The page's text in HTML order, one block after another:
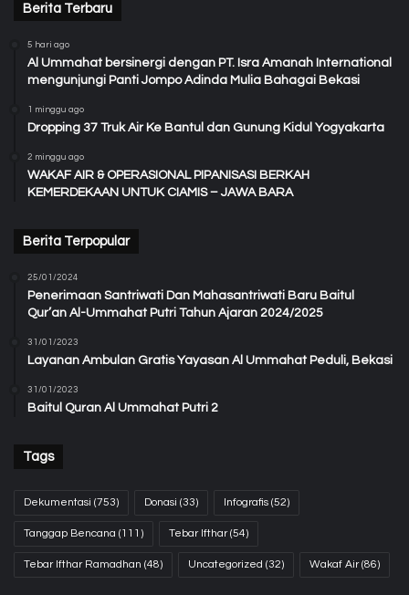
Berita Terbaru
5 hari ago
Al Ummahat bersinergi dengan PT. Isra Amanah International
mengunjungi Panti Jompo Adinda Mulia Bahagai Bekasi
1 minggu ago
Dropping 37 Truk Air Ke Bantul dan Gunung Kidul Yogyakarta
2 minggu ago
WAKAF AIR & OPERASIONAL PIPANISASI BERKAH
KEMERDEKAAN UNTUK CIAMIS – JAWA BARA
Berita Terpopular
25/01/2024
Penerimaan Santriwati Dan Mahasantriwati Baru Baitul
Qur’an Al-Ummahat Putri Tahun Ajaran 2024/2025
31/01/2023
Layanan Ambulan Gratis Yayasan Al Ummahat Peduli, Bekasi
31/01/2023
Baitul Quran Al Ummahat Putri 2
Tags
Dekumentasi (753) Donasi (33) Infografis (52)
Tanggap Bencana (111) Tebar Ifthar(54)
Tebar Ifthar Ramadhan (48) Uncategorized (32) Wakaf Air(86)